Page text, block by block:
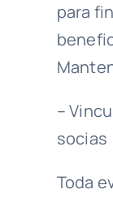
para
–
socias
Toda